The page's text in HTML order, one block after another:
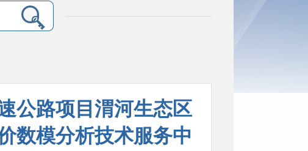
公路项目渭河生态区
数模分析技术服务中